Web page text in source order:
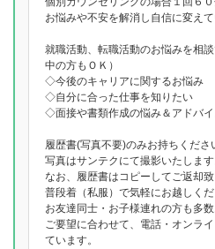
お悩みや不安を解消し自信に変え
就職活動、転職活動のお悩みを相
中の方もＯＫ）
◇今後のキャリアに関するお悩み
◇自分に合った仕事を知りたい
◇面接や書類作成の悩み＆アドバイ
履歴書(写真不要)のみお持ちくださ
写真はサンテクにて撮影いたします
なお、履歴書はコピーしてご返却致
普段着（私服）で気軽にお越しくだ
お友達同士・お子様連れの方も多
ご要望に合わせて、電話・オンラ
ています。